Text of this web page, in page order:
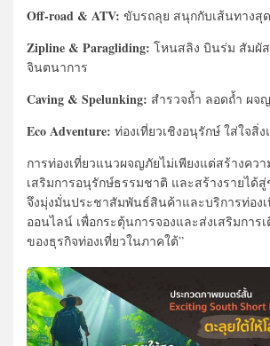
Off-road & ATV: ขับรถลุย สนุกกับเส้นทางสุ
Zipline & Paragliding: โหนสลิง บินร่ม สัมผั
จินตนาการ
Caving & Spelunking: สำรวจถ้ำ ลอดถ้ำ ผจ
Eco Adventure: ท่องเที่ยวเชิงอนุรักษ์ ใส่ใจสิ่
การท่องเที่ยวแนวผจญภัยไม่เพียงแต่สร้างคว
เสริมการอนุรักษ์ธรรมชาติ และสร้างรายได้
จึงมุ่งมั่นประชาสัมพันธ์สินค้าและบริการท่อง
ออนไลน์ เพื่อกระตุ้นการจองและส่งเสริมการ
ของธุรกิจท่องเที่ยวในภาคใต้”